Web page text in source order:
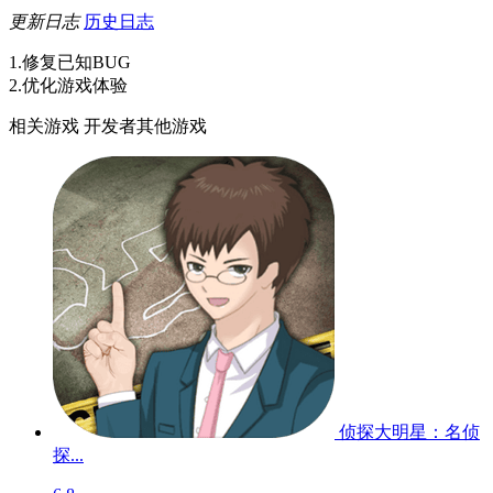
更新日志 历史日志
1.修复已知BUG
2.优化游戏体验
相关游戏 开发者其他游戏
侦探大明星：名侦
探...